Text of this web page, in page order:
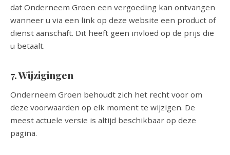
dat Onderneem Groen een vergoeding kan ontvangen
wanneer u via een link op deze website een product of
dienst aanschaft. Dit heeft geen invloed op de prijs die
u betaalt.
7. Wijzigingen
Onderneem Groen behoudt zich het recht voor om
deze voorwaarden op elk moment te wijzigen. De
meest actuele versie is altijd beschikbaar op deze
pagina.